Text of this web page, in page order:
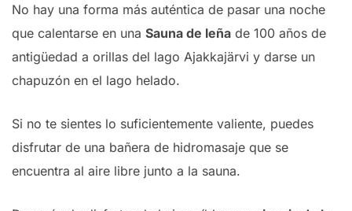
No hay una forma más auténtica de pasar una noche
que calentarse en una Sauna de leña de 100 años de
antigüedad a orillas del lago Ajakkajärvi y darse un
chapuzón en el lago helado.
Si no te sientes lo suficientemente valiente, puedes
disfrutar de una bañera de hidromasaje que se
encuentra al aire libre junto a la sauna.